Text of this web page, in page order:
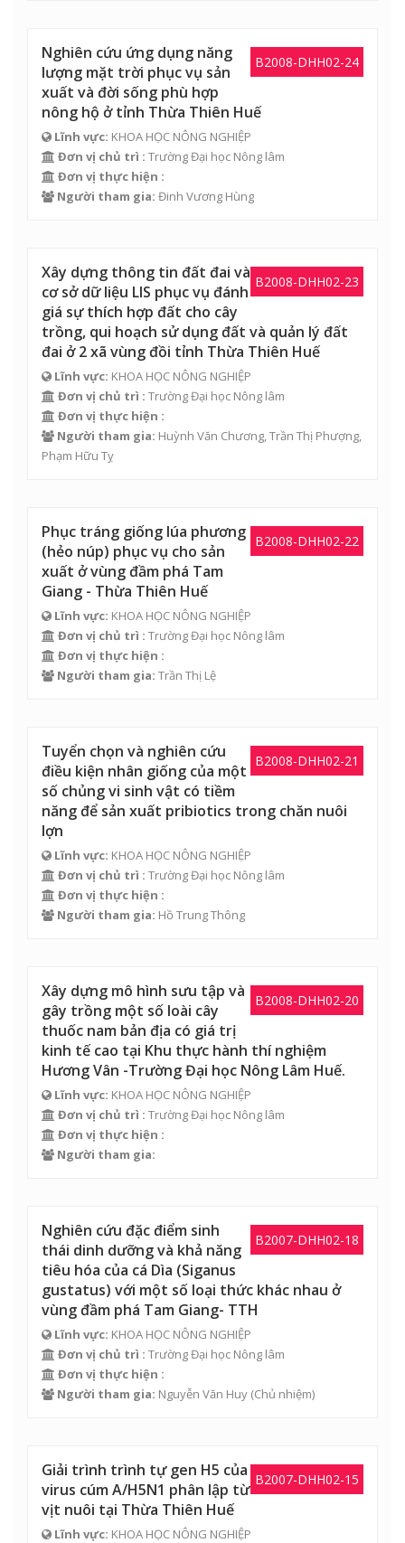
B2008-DHH02-24
Nghiên cứu ứng dụng năng
lượng mặt trời phục vụ sản
xuất và đời sống phù hợp
nông hộ ở tỉnh Thừa Thiên Huế
Lĩnh vực: KHOA HỌC NÔNG NGHIỆP
Đơn vị chủ trì : Trường Đại học Nông lâm
Đơn vị thực hiện :
Người tham gia: Đinh Vương Hùng
B2008-DHH02-23
Xây dựng thông tin đất đai và
cơ sở dữ liệu LIS phục vụ đánh
giá sự thích hợp đất cho cây
trồng, qui hoạch sử dụng đất và quản lý đất
đai ở 2 xã vùng đồi tỉnh Thừa Thiên Huế
Lĩnh vực: KHOA HỌC NÔNG NGHIỆP
Đơn vị chủ trì : Trường Đại học Nông lâm
Đơn vị thực hiện :
Người tham gia: Huỳnh Văn Chương,Trần Thị Phượng,
Phạm Hữu Tỵ
B2008-DHH02-22
Phục tráng giống lúa phương
(hẻo núp) phục vụ cho sản
xuất ở vùng đầm phá Tam
Giang - Thừa Thiên Huế
Lĩnh vực: KHOA HỌC NÔNG NGHIỆP
Đơn vị chủ trì : Trường Đại học Nông lâm
Đơn vị thực hiện :
Người tham gia: Trần Thị Lệ
B2008-DHH02-21
Tuyển chọn và nghiên cứu
điều kiện nhân giống của một
số chủng vi sinh vật có tiềm
năng để sản xuất pribiotics trong chăn nuôi
lợn
Lĩnh vực: KHOA HỌC NÔNG NGHIỆP
Đơn vị chủ trì : Trường Đại học Nông lâm
Đơn vị thực hiện :
Người tham gia: Hồ Trung Thông
B2008-DHH02-20
Xây dựng mô hình sưu tập và
gây trồng một số loài cây
thuốc nam bản địa có giá trị
kinh tế cao tại Khu thực hành thí nghiệm
Hương Vân -Trường Đại học Nông Lâm Huế.
Lĩnh vực: KHOA HỌC NÔNG NGHIỆP
Đơn vị chủ trì : Trường Đại học Nông lâm
Đơn vị thực hiện :
Người tham gia:
B2007-DHH02-18
Nghiên cứu đặc điểm sinh
thái dinh dưỡng và khả năng
tiêu hóa của cá Dìa (Siganus
gustatus) với một số loại thức khác nhau ở
vùng đầm phá Tam Giang- TTH
Lĩnh vực: KHOA HỌC NÔNG NGHIỆP
Đơn vị chủ trì : Trường Đại học Nông lâm
Đơn vị thực hiện :
Người tham gia: Nguyễn Văn Huy (Chủ nhiệm)
B2007-DHH02-15
Giải trình trình tự gen H5 của
virus cúm A/H5N1 phân lập từ
vịt nuôi tại Thừa Thiên Huế
Lĩnh vực: KHOA HỌC NÔNG NGHIỆP